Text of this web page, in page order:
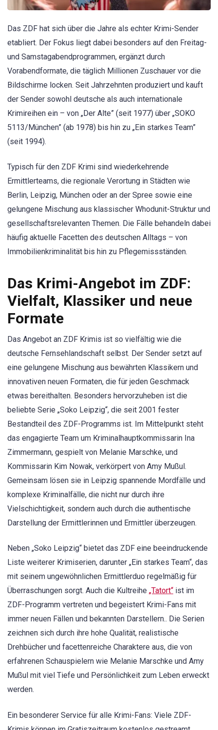
Das ZDF hat sich über die Jahre als echter Krimi-Sender
etabliert. Der Fokus liegt dabei besonders auf den Freitag-
und Samstagabendprogrammen, ergänzt durch
Vorabendformate, die täglich Millionen Zuschauer vor die
Bildschirme locken. Seit Jahrzehnten produziert und kauft
der Sender sowohl deutsche als auch internationale
Krimireihen ein – von „Der Alte” (seit 1977) über „SOKO
5113/München” (ab 1978) bis hin zu „Ein starkes Team”
(seit 1994).
Typisch für den ZDF Krimi sind wiederkehrende
Ermittlerteams, die regionale Verortung in Städten wie
Berlin, Leipzig, München oder an der Spree sowie eine
gelungene Mischung aus klassischer Whodunit-Struktur und
gesellschaftsrelevanten Themen. Die Fälle behandeln dabei
häufig aktuelle Facetten des deutschen Alltags – von
Immobilienkriminalität bis hin zu Pflegemissständen.
Das Krimi-Angebot im ZDF:
Vielfalt, Klassiker und neue
Formate
Das Angebot an ZDF Krimis ist so vielfältig wie die
deutsche Fernsehlandschaft selbst. Der Sender setzt auf
eine gelungene Mischung aus bewährten Klassikern und
innovativen neuen Formaten, die für jeden Geschmack
etwas bereithalten. Besonders hervorzuheben ist die
beliebte Serie „Soko Leipzig“, die seit 2001 fester
Bestandteil des ZDF-Programms ist. Im Mittelpunkt steht
das engagierte Team um Kriminalhauptkommissarin Ina
Zimmermann, gespielt von Melanie Marschke, und
Kommissarin Kim Nowak, verkörpert von Amy Mußul.
Gemeinsam lösen sie in Leipzig spannende Mordfälle und
komplexe Kriminalfälle, die nicht nur durch ihre
Vielschichtigkeit, sondern auch durch die authentische
Darstellung der Ermittlerinnen und Ermittler überzeugen.
Neben „Soko Leipzig“ bietet das ZDF eine beeindruckende
Liste weiterer Krimiserien, darunter „Ein starkes Team“, das
mit seinem ungewöhnlichen Ermittlerduo regelmäßig für
Überraschungen sorgt. Auch die Kultreihe „Tatort“ ist im
ZDF-Programm vertreten und begeistert Krimi-Fans mit
immer neuen Fällen und bekannten Darstellern.. Die Serien
zeichnen sich durch ihre hohe Qualität, realistische
Drehbücher und facettenreiche Charaktere aus, die von
erfahrenen Schauspielern wie Melanie Marschke und Amy
Mußul mit viel Tiefe und Persönlichkeit zum Leben erweckt
werden.
Ein besonderer Service für alle Krimi-Fans: Viele ZDF-